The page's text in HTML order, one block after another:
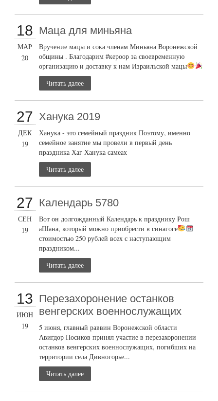
18
МАР
20
Маца для миньяна
Вручение мацы и сока членам Миньяна Воронежской
общины . Благодарим #кероор за своевременную
организацию и доставку к нам Израильской мацы
Читать далее
27
ДЕК
19
Ханука 2019
Ханука - это семейный праздник Поэтому, именно
семейное занятие мы провели в первый день
праздника Хаг Ханука самеах
Читать далее
27
СЕН
19
Календарь 5780
Вот он долгожданный Календарь к празднику Рош
аШана, который можно приобрести в синагоге
стоимостью 250 рублей всех с наступающим
праздником...
Читать далее
13
ИЮН
19
Перезахоронение останков
венгерских военнослужащих
5 июня, главный раввин Воронежской области
Авигдор Носиков принял участие в перезахоронении
останков венгерских военнослужащих, погибших на
территории села Дивногорье...
Читать далее